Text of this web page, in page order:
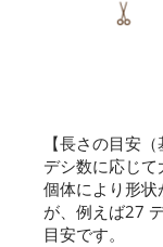
【長さの目安（
デシ数に応じて
個体により形
が、例えば27
目安です。